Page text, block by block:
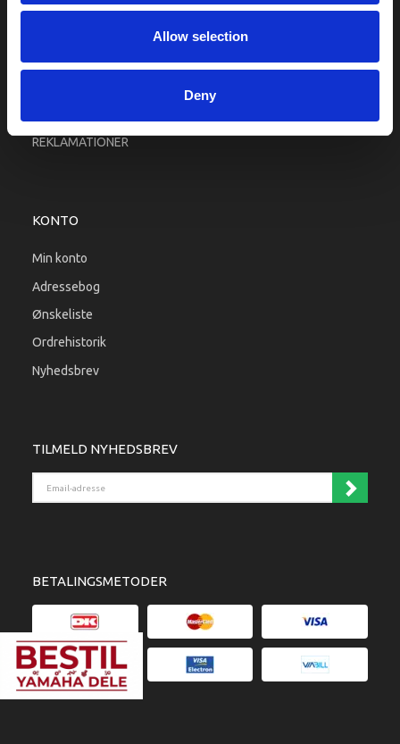
Allow selection
Deny
Betingelser & Vilkår
Købsgaranti
REKLAMATIONER
KONTO
Min konto
Adressebog
Ønskeliste
Ordrehistorik
Nyhedsbrev
TILMELD NYHEDSBREV
BETALINGSMETODER